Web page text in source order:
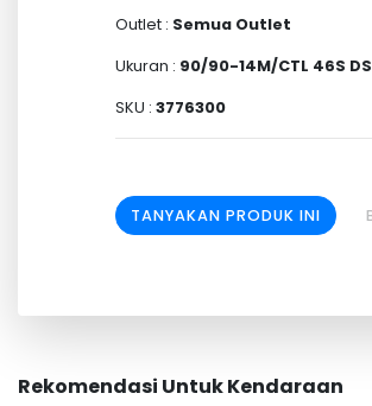
Outlet : Semua Outlet
Ukuran : 90/90-14M/CTL 46S
SKU : 3776300
TANYAKAN PRODUK INI
Rekomendasi Untuk Kendaraan